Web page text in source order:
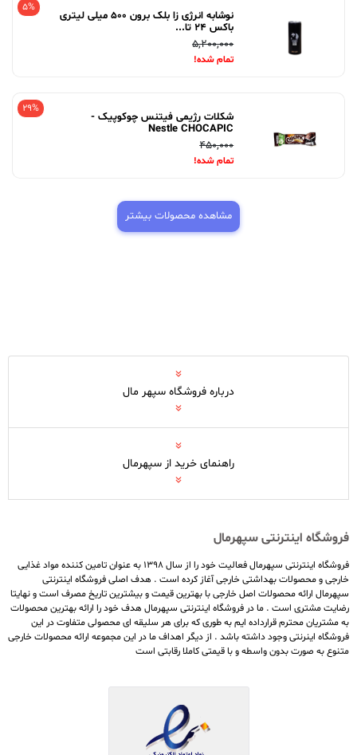
5%
نوشابه انرژی زا بلک برون 500 میلی لیتری
باکس 24 تا...
5,200,000
تمام شده!
29%
شکلات رژیمی فیتنس چوکوپیک -
Nestle CHOCAPIC
450,000
تمام شده!
مشاهده محصولات بیشتر
درباره فروشگاه سپهر مال
راهنمای خرید از سپهرمال
فروشگاه اینترنتی سپهرمال
فروشگاه اینترنتی سپهرمال فعالیت خود را از سال ۱۳۹۸ به عنوان تامین کننده مواد غذایی
خارجی و محصولات بهداشتی خارجی آغاز کرده است . هدف اصلی فروشگاه اینترنتی
سپهرمال ارائه محصولات اصل خارجی با بهترین قیمت و بیشترین تاریخ مصرف است و نهایتا
رضایت مشتری است . ما در فروشگاه اینترنتی سپهرمال هدف خود را ارائه بهترین محصولات
به مشتریان محترم قرارداده ایم به طوری که برای هر سلیقه ای محصولی متفاوت در این
فروشگاه اینرنتی وجود داشته باشد . از دیگر اهداف ما در این مجموعه ارائه محصولات خارجی
متنوع به صورت بدون واسطه و با قیمتی کاملا رقابتی است